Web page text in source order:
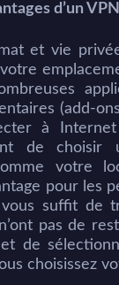
d’un
et vie
(add-
à
de choisir
votre
pour les
suffit de
pas de
de
choisissez